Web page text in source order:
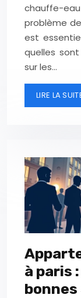
chauffe-
problème
est
quelles
sur les…
LIRE LA
à paris